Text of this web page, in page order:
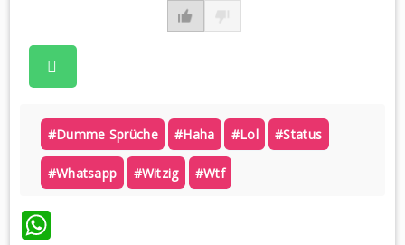
#dumme Sprüche #haha #lol #status
#whatsapp #witzig #wtf
WhatsApp